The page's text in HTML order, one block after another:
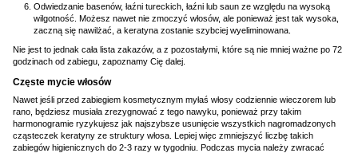
Odwiedzanie basenów, łaźni tureckich, łaźni lub saun ze względu na wysoką
wilgotność. Możesz nawet nie zmoczyć włosów, ale ponieważ jest tak wysoka,
zaczną się nawilżać, a keratyna zostanie szybciej wyeliminowana.
Nie jest to jednak cała lista zakazów, a z pozostałymi, które są nie mniej ważne po 72
godzinach od zabiegu, zapoznamy Cię dalej.
Częste mycie włosów
Nawet jeśli przed zabiegiem kosmetycznym myłaś włosy codziennie wieczorem lub
rano, będziesz musiała zrezygnować z tego nawyku, ponieważ przy takim
harmonogramie ryzykujesz jak najszybsze usunięcie wszystkich nagromadzonych
cząsteczek keratyny ze struktury włosa. Lepiej więc zmniejszyć liczbę takich
zabiegów higienicznych do 2-3 razy w tygodniu. Podczas mycia należy zwracać